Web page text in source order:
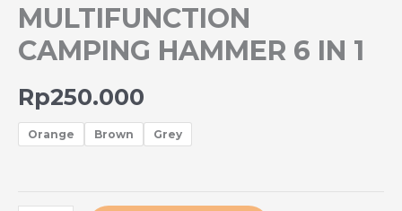
MULTIFUNCTION
CAMPING HAMMER 6 IN 1
Rp250.000
Orange Brown Grey